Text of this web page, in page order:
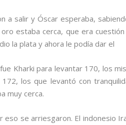
a salir y Óscar esperaba,
estaba cerca, que era
la plata y ahora le podía dar el
Kharki para levantar 170, los
los que levantó con
muy cerca.
eso se arriesgaron. El indonesio